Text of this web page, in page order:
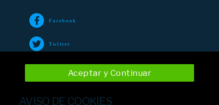
Facebook
Twitter
AVISO DE COOKIES
Aceptar y Continuar